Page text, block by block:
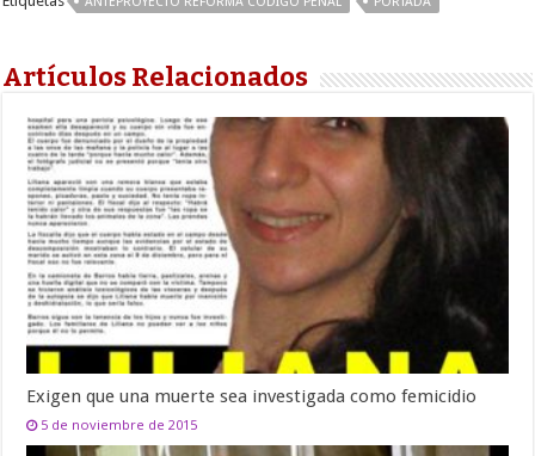
Artículos Relacionados
Exigen que una muerte sea investigada como femicidio
5 de noviembre de 2015